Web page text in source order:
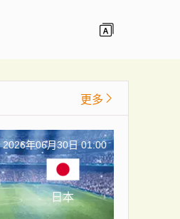
更多
2026年06月30日 01:00
日本